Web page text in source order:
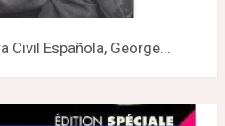
Civil Española, George...